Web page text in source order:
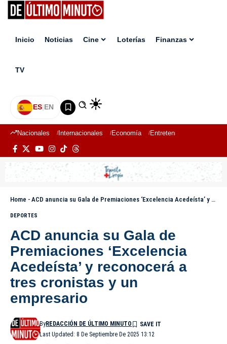
Inicio Noticias Cine Loterías Finanzas
TV
ES|EN
Nacionales Internacionales Economía Entretenimiento
Home - ACD anuncia su Gala de Premiaciones ‘Excelencia Acedeísta’ y reconocerá a tres cronistas y un empresario
DEPORTES
ACD anuncia su Gala de
Premiaciones ‘Excelencia
Acedeísta’ y reconocerá a
tres cronistas y un
empresario
Last Updated: 8 De Septiembre De 2025 13:12
ByREDACCIÓN DE ÚLTIMO MINUTO